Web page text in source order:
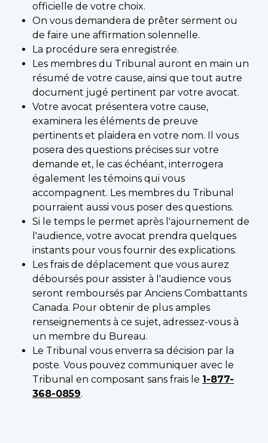
officielle de votre choix.
On vous demandera de prêter serment ou
de faire une affirmation solennelle.
La procédure sera enregistrée.
Les membres du Tribunal auront en main un
résumé de votre cause, ainsi que tout autre
document jugé pertinent par votre avocat.
Votre avocat présentera votre cause,
examinera les éléments de preuve
pertinents et plaidera en votre nom. Il vous
posera des questions précises sur votre
demande et, le cas échéant, interrogera
également les témoins qui vous
accompagnent. Les membres du Tribunal
pourraient aussi vous poser des questions.
Si le temps le permet après l'ajournement de
l'audience, votre avocat prendra quelques
instants pour vous fournir des explications.
Les frais de déplacement que vous aurez
déboursés pour assister à l'audience vous
seront remboursés par Anciens Combattants
Canada. Pour obtenir de plus amples
renseignements à ce sujet, adressez-vous à
un membre du Bureau.
Le Tribunal vous enverra sa décision par la
poste. Vous pouvez communiquer avec le
Tribunal en composant sans frais le 1-877-
368-0859.